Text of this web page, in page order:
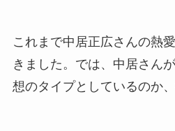
これまで中居正広さんの熱
きました。では、中居さん
想のタイプとしているのか